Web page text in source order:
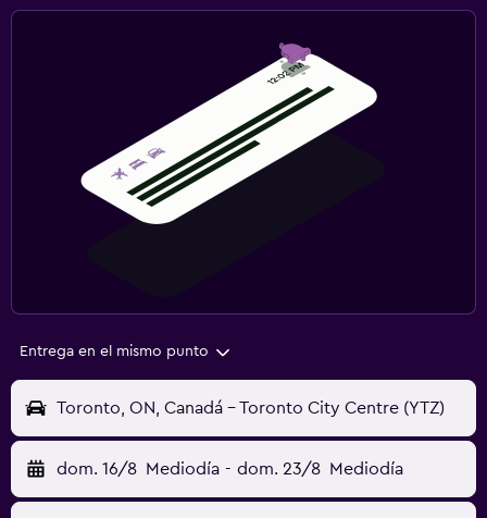
Entrega en el mismo punto
Toronto, ON, Canadá - Toronto City Centre (YTZ)
dom. 16/8 Mediodía - dom. 23/8 Mediodía